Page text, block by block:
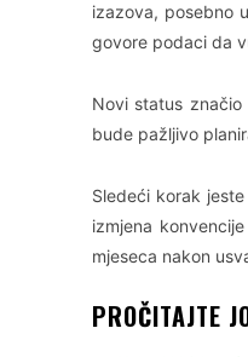
izazova, posebno
govore podaci da
Novi status
bude pažljivo
Sledeći korak
izmjena
mjeseca nakon
PROČITAJTE